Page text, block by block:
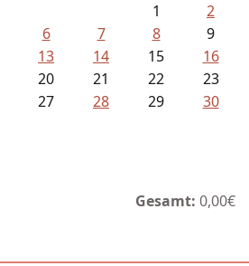
1
2
6 7 8
9
13 14 15
16
20 21 22
23
27 28 29
30
Gesamt: 0,00€